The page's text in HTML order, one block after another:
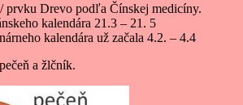
prvku Drevo podľa Čínskej medicíny.
kalendára 21.3 – 21. 5
kalendára už začala 4.2. – 4.4
a žlčník.